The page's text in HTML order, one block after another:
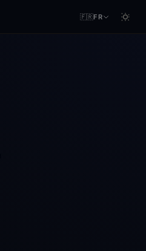
🇫🇷FR